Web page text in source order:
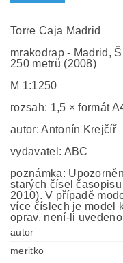
Torre Caja Madrid
mrakodrap - Madrid,
250 metrů (2008)
M 1:1250
rozsah: 1,5 × formát
autor: Antonín Krejčíř
vydavatel: ABC
poznámka:
starých čísel
2010). V případě
více číslech je model
oprav, není-li
autor
meritko